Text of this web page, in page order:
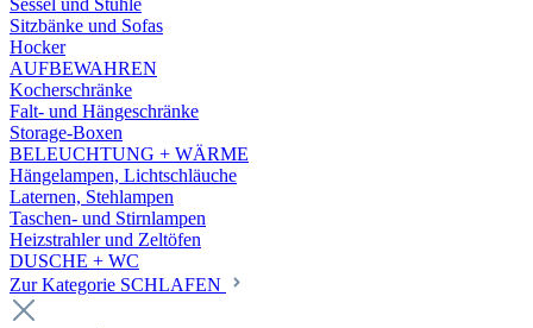
Sessel und Stühle
Sitzbänke und Sofas
Hocker
AUFBEWAHREN
Kocherschränke
Falt- und Hängeschränke
Storage-Boxen
BELEUCHTUNG + WÄRME
Hängelampen, Lichtschläuche
Laternen, Stehlampen
Taschen- und Stirnlampen
Heizstrahler und Zeltöfen
DUSCHE + WC
Zur Kategorie SCHLAFEN